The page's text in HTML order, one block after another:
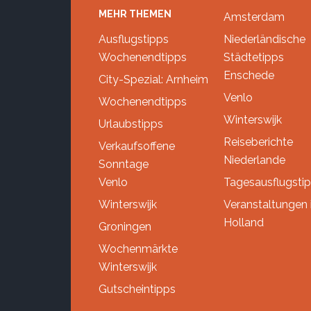
Footer
MEHR THEMEN
Ausflugstipps
Wochenendtipps
City-Spezial: Arnheim
Wochenendtipps
Urlaubstipps
Verkaufsoffene
Sonntage
Venlo
Winterswijk
Groningen
Wochenmärkte
Winterswijk
Gutscheintipps
Amsterdam
Niederländische
Städtetipps
Enschede
Venlo
Winterswijk
Reiseberichte
Niederlande
Veranstaltungen
Holland